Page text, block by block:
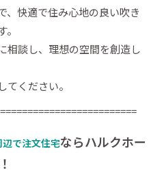
、快適で住み心地の良い吹き
相談し、理想の空間を創造し
ください。
で注文住宅ならハルクホー